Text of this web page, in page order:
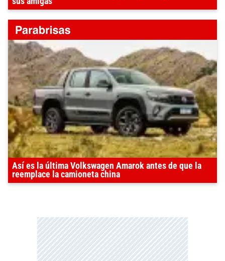
Así es la última Volkswagen Amarok antes de que la
reemplace la camioneta china